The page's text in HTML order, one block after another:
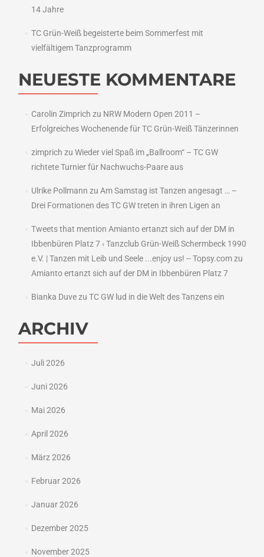
14 Jahre
TC Grün-Weiß begeisterte beim Sommerfest mit
vielfältigem Tanzprogramm
NEUESTE KOMMENTARE
Carolin Zimprich zu NRW Modern Open 2011 –
Erfolgreiches Wochenende für TC Grün-Weiß Tänzerinnen
zimprich zu Wieder viel Spaß im „Ballroom“ – TC GW
richtete Turnier für Nachwuchs-Paare aus
Ulrike Pollmann zu Am Samstag ist Tanzen angesagt … –
Drei Formationen des TC GW treten in ihren Ligen an
Tweets that mention Amianto ertanzt sich auf der DM in
Ibbenbüren Platz 7 ‹ Tanzclub Grün-Weiß Schermbeck 1990
e.V. | Tanzen mit Leib und Seele ...enjoy us! -- Topsy.comzu
Amianto ertanzt sich auf der DM in Ibbenbüren Platz 7
Bianka Duvezu TC GW lud in die Welt des Tanzens ein
ARCHIV
Juli 2026
Juni 2026
Mai 2026
April 2026
März 2026
Februar 2026
Januar 2026
Dezember 2025
November 2025